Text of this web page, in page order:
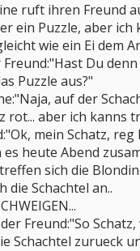
ruft ihren Freund
ein Puzzle, aber ich
wie ein Ei dem
Du
Puzzle aus?"
auf der
rot... aber ich kanns
mein Schatz,
heute Abend
sich die
die Schachtel an..
Freund:"So
Schachtel zurueck